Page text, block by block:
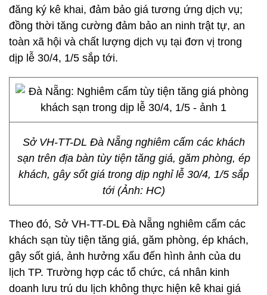
đăng ký kê khai, đảm bảo giá tương ứng dịch vụ;
đồng thời tăng cường đảm bảo an ninh trật tự, an
toàn xã hội và chất lượng dịch vụ tại đơn vị trong
dịp lễ 30/4, 1/5 sắp tới.
Sở VH-TT-DL Đà Nẵng nghiêm cấm các khách
sạn trên địa bàn tùy tiện tăng giá, găm phòng, ép
khách, gây sốt giá trong dịp nghỉ lễ 30/4, 1/5 sắp
tới (Ảnh: HC)
Theo đó, Sở VH-TT-DL Đà Nẵng nghiêm cấm các
khách sạn tùy tiện tăng giá, găm phòng, ép khách,
gây sốt giá, ảnh hưởng xấu đến hình ảnh của du
lịch TP. Trường hợp các tổ chức, cá nhân kinh
doanh lưu trú du lịch không thực hiện kê khai giá